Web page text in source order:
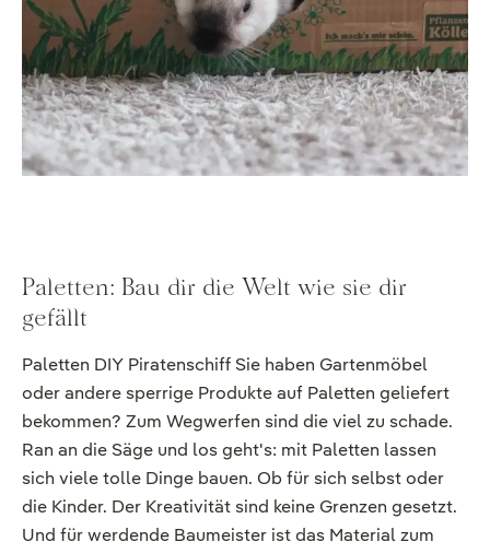
Paletten: Bau dir die Welt wie sie dir
gefällt
Paletten DIY Piratenschiff Sie haben Gartenmöbel
oder andere sperrige Produkte auf Paletten geliefert
bekommen? Zum Wegwerfen sind die viel zu schade.
Ran an die Säge und los geht's: mit Paletten lassen
sich viele tolle Dinge bauen. Ob für sich selbst oder
die Kinder. Der Kreativität sind keine Grenzen gesetzt.
Und für werdende Baumeister ist das Material zum